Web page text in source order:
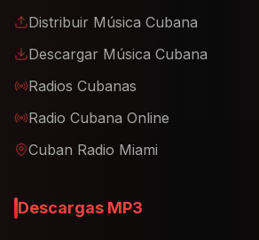
Distribuir Música Cubana
Descargar Música Cubana
Radios Cubanas
Radio Cubana Online
Cuban Radio Miami
Descargas MP3